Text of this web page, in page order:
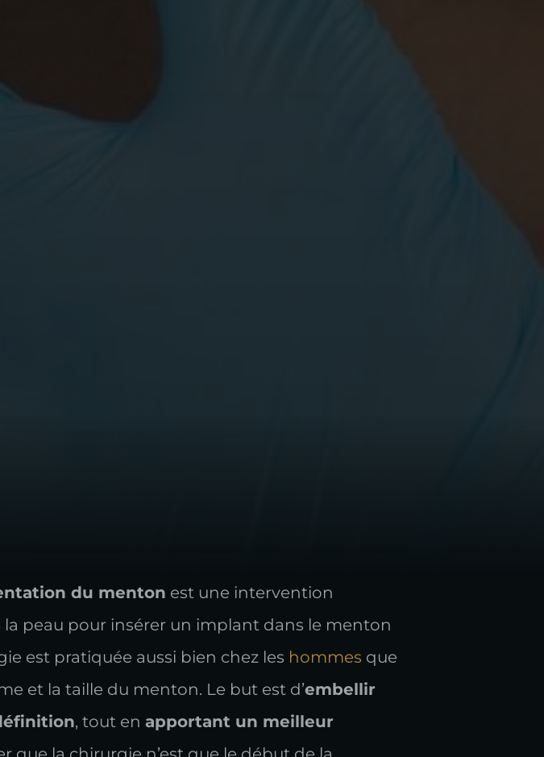
du menton est une intervention
peau pour insérer un implant dans le menton
est pratiquée aussi bien chez les hommes que
et la taille du menton. Le but est d’embellir
, tout en apportant un meilleur